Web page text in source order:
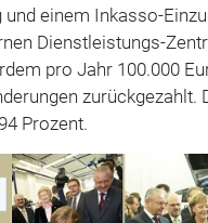
einem Inkasso-
Dienstleistungs-
pro Jahr 100.000
zurückgezahlt.
Prozent.